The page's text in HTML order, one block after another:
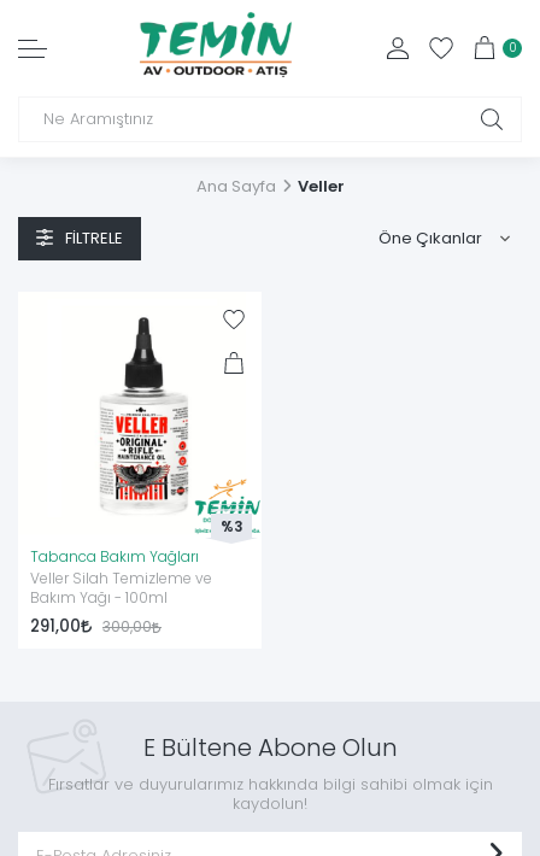
0
Ana Sayfa Veller
FILTRELE
Tabanca Bakım Yağları
Veller Silah Temizleme ve
Bakım Yağı - 100ml
291,00 300,00
%3
E Bültene Abone Olun
Fırsatlar ve duyurularımız hakkında bilgi sahibi olmak için
kaydolun!